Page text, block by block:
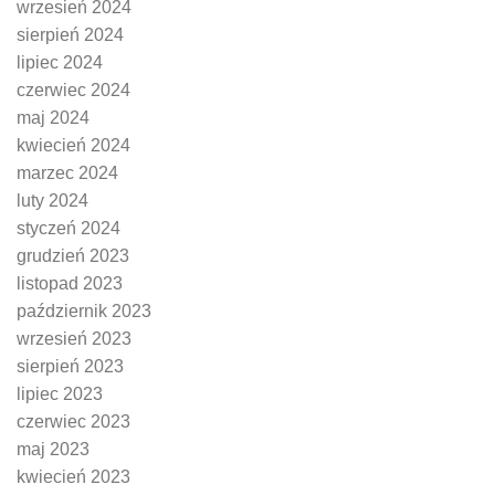
wrzesień 2024
sierpień 2024
lipiec 2024
czerwiec 2024
maj 2024
kwiecień 2024
marzec 2024
luty 2024
styczeń 2024
grudzień 2023
listopad 2023
październik 2023
wrzesień 2023
sierpień 2023
lipiec 2023
czerwiec 2023
maj 2023
kwiecień 2023